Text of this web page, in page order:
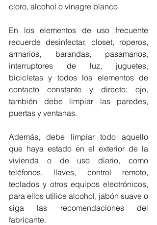
cloro, alcohol o vinagre blanco.
En los elementos de uso frecuente
recuerde desinfectar, closet, roperos,
armarios, barandas, pasamanos,
interruptores de luz, juguetes,
bicicletas y todos los elementos de
contacto constante y directo; ojo,
también debe limpiar las paredes,
puertas y ventanas.
Además, debe limpiar todo aquello
que haya estado en el exterior de la
vivienda o de uso diario, como
teléfonos, llaves, control remoto,
teclados y otros equipos electrónicos,
para ellos utilice alcohol, jabón suave o
siga las recomendaciones del
fabricante.